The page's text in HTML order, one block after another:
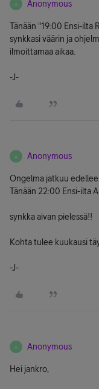
A Anonymous
Tänään "19:00 Ensi-ilta
synkkasi väärin ja
ilmoittamaa aikaa.
-J-
A Anonymous
Ongelma jatkuu
Tänään 22:00 Ensi-ilta
synkka aivan pielessä!!
Kohta tulee kuukausi
-J-
A Anonymous
Hei jankro,